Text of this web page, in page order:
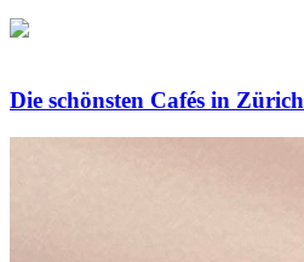
Die schönsten Cafés in Zürich